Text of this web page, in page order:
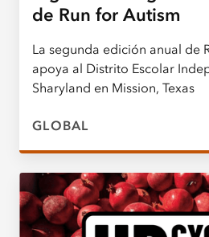
de Run for Autism
La segunda edición anual de
apoya al Distrito Escolar
Sharyland en Mission, Texas
GLOBAL